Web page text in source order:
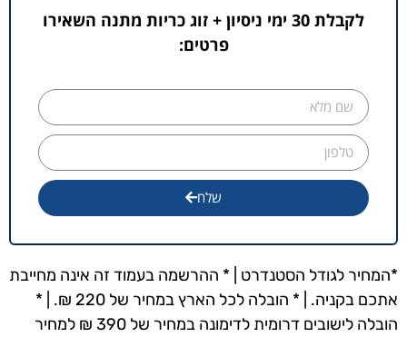
לקבלת 30 ימי ניסיון + זוג כריות מתנה השאירו
פרטים:
שלח
*המחיר לגודל הסטנדרט | * ההרשמה בעמוד זה אינה מחייבת
אתכם בקניה. | * הובלה לכל הארץ במחיר של 220 ₪. | *
הובלה לישובים דרומית לדימונה במחיר של 390 ₪ למחיר